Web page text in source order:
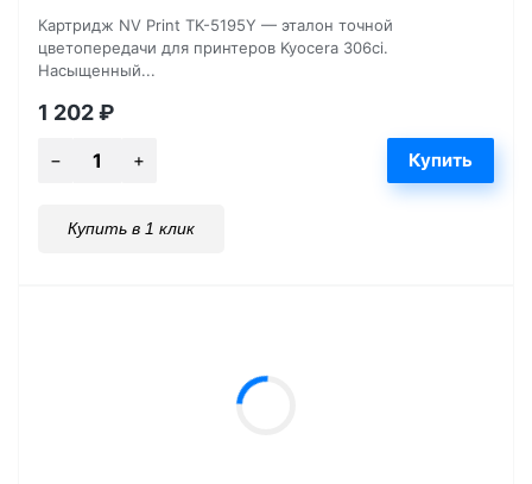
Картридж NV Print TK-5195Y — эталон точной
цветопередачи для принтеров Kyocera 306ci.
Насыщенный...
1 202₽
Купить в 1 клик